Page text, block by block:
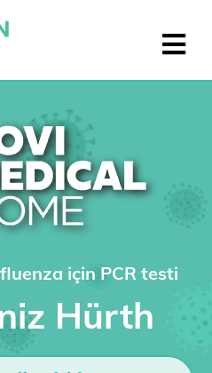
için PCR testi
Hürth